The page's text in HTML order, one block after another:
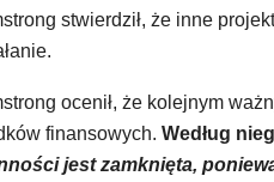
stwierdził, że inne
ocenił, że kolejnym
finansowych. Według
jest zamknięta,